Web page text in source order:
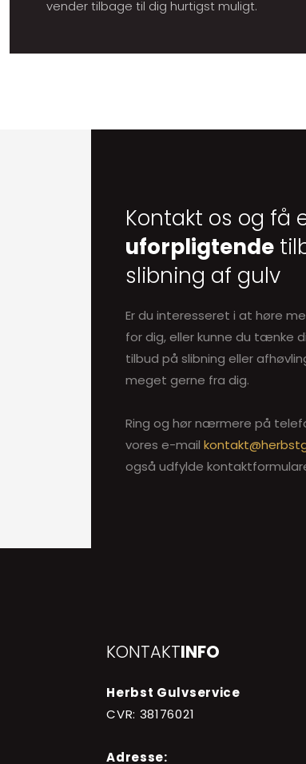
vender tilbage til dig hurtigst muligt.​
​Kontakt os og få
uforpligtende
slibning af gulv
Er du interesseret i at høre
for dig, eller kunne du tænke
tilbud på slibning eller
meget gerne fra dig.
Ring og hør nærmere på
vores e-mail
også udfylde
KONTAKTINFO
Herbst Gulvservice
CVR: 38176021
Adresse: